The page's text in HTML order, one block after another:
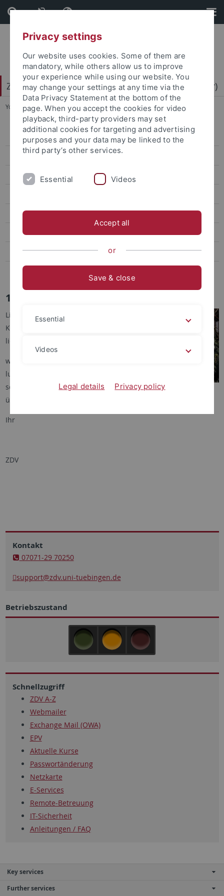
Skip
to
content
Skip
to
footer
Zentrum für Datenverarbeitung (ZDV) (data center)
You are here: Home ... 1.April 2026
1.April 2026
bwSFS
bwIT-AW
bwNET2.0
CIVIS
European Student Card und EDSSI
ORCID
1. April 2026
Liebe Kolleginnen, liebe
Kollegen,
liebe Nutzerinnen und Nutzer,
wir wünschen Ihnen einen
lustigen 1. April 2026 und
schöne Ostertage - und
überstehen Sie die Mailflut immer gut
Ihr
ZDV
Kontakt
07071-29 70250
support@zdv.uni-tuebingen.de
Betriebszustand
Schnellzugriff
ZDV A-Z
Webmailer
Exchange Mail (OWA)
EPV
Aktuelle Kurse
Passwortänderung
Netzkarte
E-Services
Remote-Betreuung
IT-Sicherheit
Anleitungen / FAQ
Key services
Further services
Privacy settings
Our website uses cookies. Some of them are
mandatory, while others allow us to improve
your experience while using our website. You
may change your settings at any time via the
Data Privacy Statement at the bottom of the
page. When you accept the cookies for video
playback, third-party providers may set
additional cookies for targeting and advertising
purposes and your data may be linked to the
third party’s other services.
Essential Videos
Accept all
or
Save & close
Essential
Videos
Legal details Privacy policy